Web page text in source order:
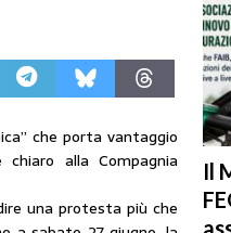
triennale firmata con Faib,
non decidono i prezzi. Basta
i controlli non diventino una
che porta vantaggio
alla Compagnia
una protesta più che
Il